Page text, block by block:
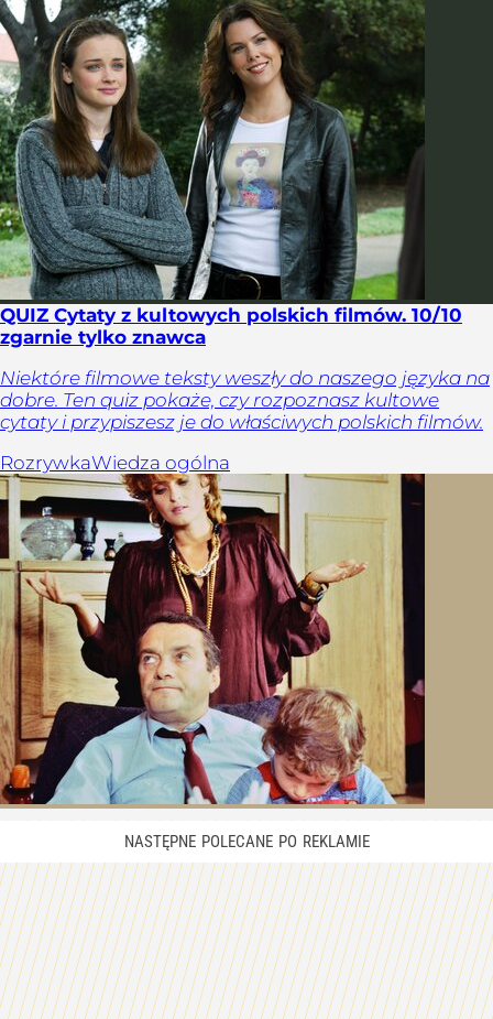
QUIZ Cytaty z kultowych polskich filmów. 10/10
zgarnie tylko znawca
Niektóre filmowe teksty weszły do naszego języka na
dobre. Ten quiz pokaże, czy rozpoznasz kultowe
cytaty i przypiszesz je do właściwych polskich filmów.
RozrywkaWiedza ogólna